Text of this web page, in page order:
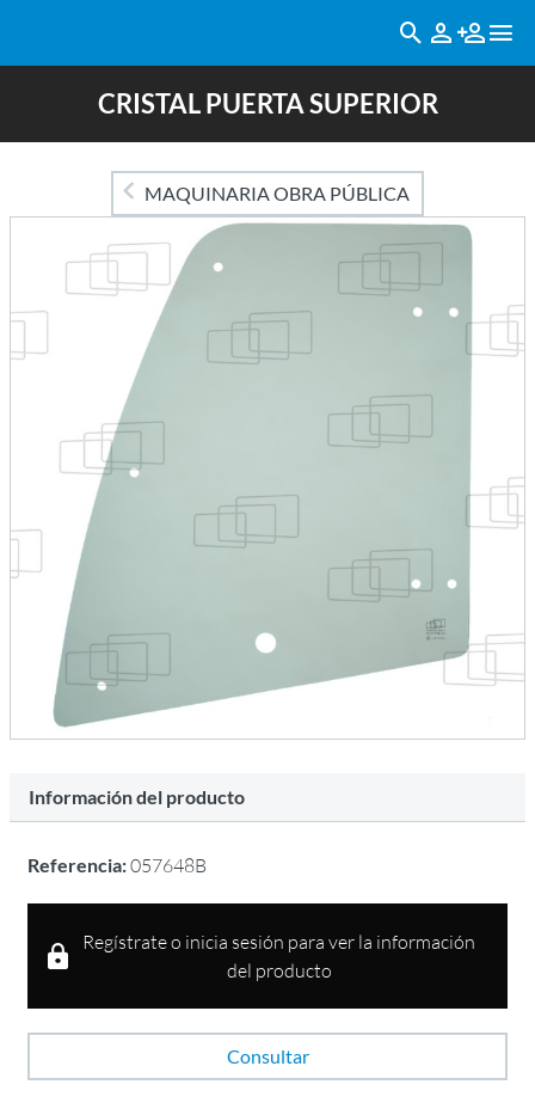
CRISTAL PUERTA SUPERIOR
MAQUINARIA OBRA PÚBLICA
Información del producto
Referencia:057648B
Regístrate o inicia sesión para ver la información
del producto
Consultar